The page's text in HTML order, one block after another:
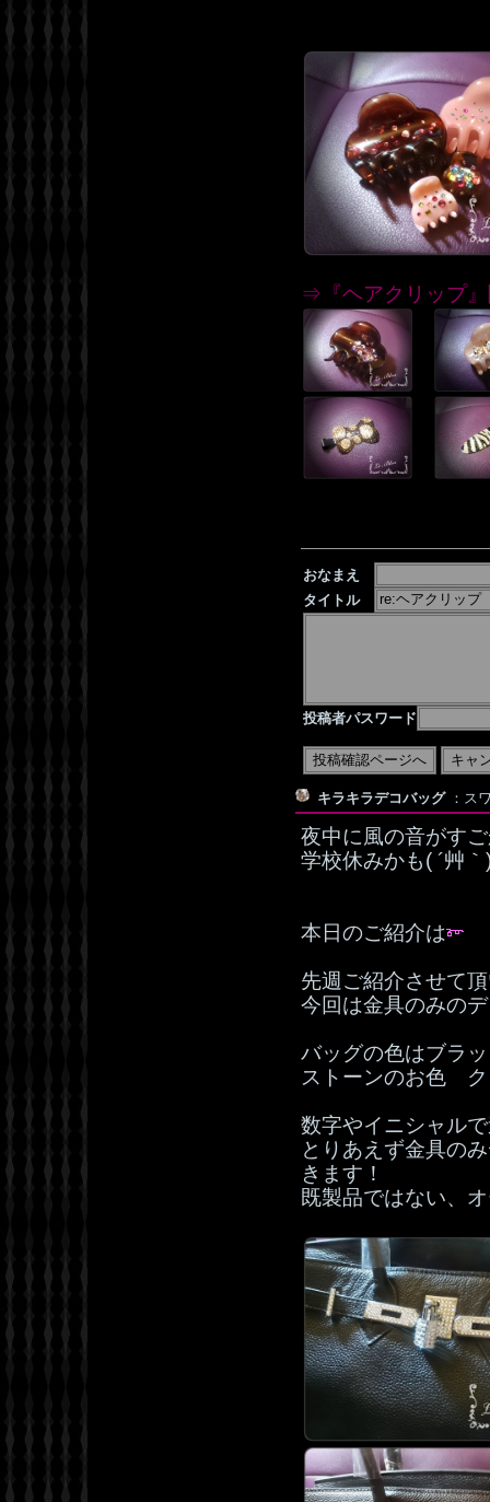
⇒『ヘアクリップ
おなまえ
タイトル
投稿者パスワード
キラキラデコバッグ ：ス
夜中に風の音がす
学校休みかも( ´艸
本日のご紹介は
先週ご紹介させて
今回は金具のみの
バッグの色はブラ
ストーンのお色 ク
数字やイニシャル
とりあえず金具の
きます！
既製品ではない、